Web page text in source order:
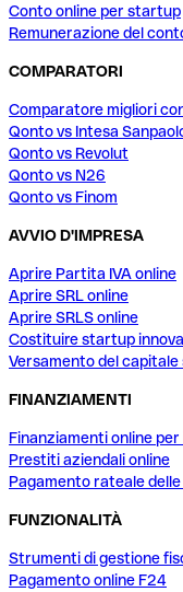
Conto online per startup
Remunerazione del
COMPARATORI
Comparatore migliori
Qonto vs Intesa
Qonto vs Revolut
Qonto vs N26
Qonto vs Finom
AVVIO D'IMPRESA
Aprire Partita IVA online
Aprire SRL online
Aprire SRLS online
Costituire startup
Versamento del capitale
FINANZIAMENTI
Finanziamenti online per
Prestiti aziendali online
Pagamento rateale
FUNZIONALITÀ
Strumenti di gestione
Pagamento online F24